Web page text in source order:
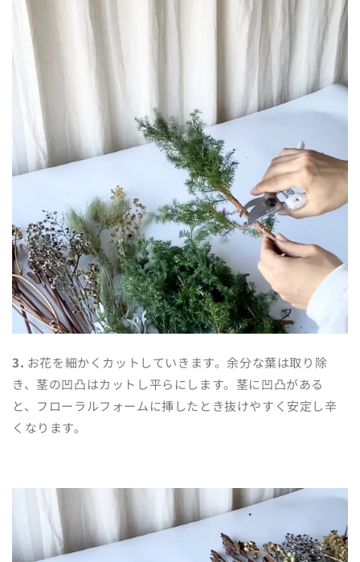
3. お花を細かくカットしていきます。 余分な葉は取り除
き、茎の凹凸はカットし平らにします。茎に凹凸がある
と、フローラルフォームに挿したとき抜けやすく安定し辛
くなります。